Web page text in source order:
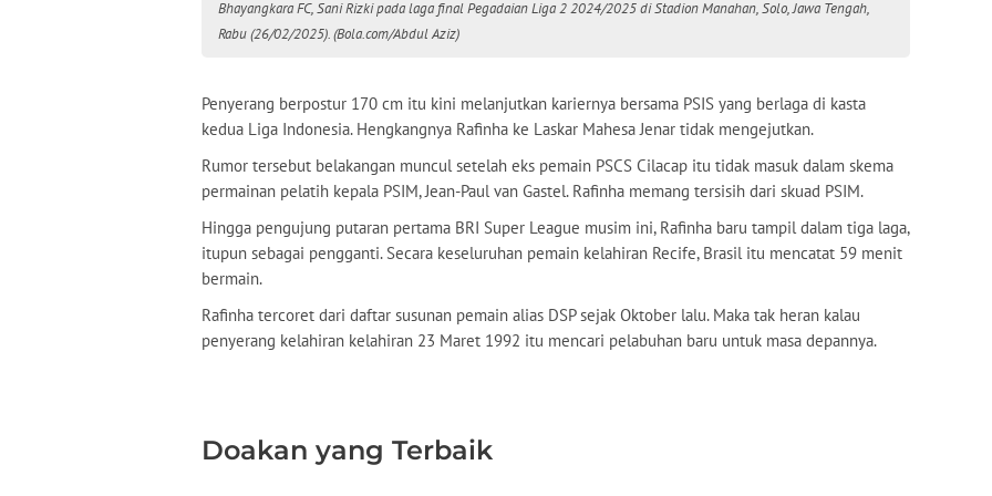
Bhayangkara FC, Sani Rizki pada laga final Pegadaian Liga 2 2024/2025 di Stadion Manahan, Solo, Jawa Tengah,
Rabu (26/02/2025). (Bola.com/Abdul Aziz)
Penyerang berpostur 170 cm itu kini melanjutkan kariernya bersama PSIS yang berlaga di kasta
kedua Liga Indonesia. Hengkangnya Rafinha ke Laskar Mahesa Jenar tidak mengejutkan.
Rumor tersebut belakangan muncul setelah eks pemain PSCS Cilacap itu tidak masuk dalam skema
permainan pelatih kepala PSIM, Jean-Paul van Gastel. Rafinha memang tersisih dari skuad PSIM.
Hingga pengujung putaran pertama BRI Super League musim ini, Rafinha baru tampil dalam tiga laga,
itupun sebagai pengganti. Secara keseluruhan pemain kelahiran Recife, Brasil itu mencatat 59 menit
bermain.
Rafinha tercoret dari daftar susunan pemain alias DSP sejak Oktober lalu. Maka tak heran kalau
penyerang kelahiran kelahiran 23 Maret 1992 itu mencari pelabuhan baru untuk masa depannya.
Doakan yang Terbaik